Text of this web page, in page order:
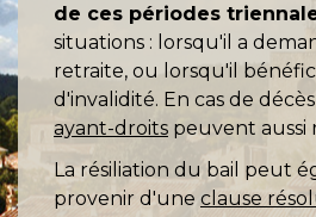
de ces périodes
situations : lorsqu'il a
retraite, ou lorsqu'il
d'invalidité. En cas de
ayant-droits peuvent aussi
La résiliation du bail peut
provenir d'une clause